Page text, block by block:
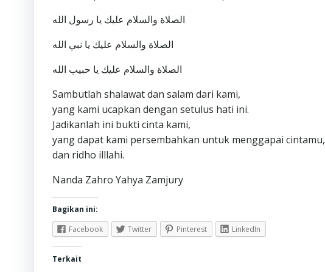
الصلاة والسلام عليك يا رسول الله
الصلاة والسلام عليك يا نبي الله
الصلاة والسلام عليك يا حبيب الله
Sambutlah shalawat dan salam dari kami,
yang kami ucapkan dengan setulus hati ini.
Jadikanlah ini bukti cinta kami,
yang dapat kami persembahkan untuk menggapai cintamu,
dan ridho illlahi.
Nanda Zahro Yahya Zamjury
Bagikan ini:
Facebook
Twitter Pinterest LinkedIn
Terkait